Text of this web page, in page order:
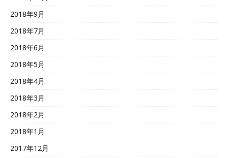
2018年9月
2018年7月
2018年6月
2018年5月
2018年4月
2018年3月
2018年2月
2018年1月
2017年12月